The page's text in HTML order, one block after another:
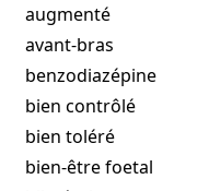
augmenté
avant-bras
benzodiazépine
bien contrôlé
bien toléré
bien-être foetal